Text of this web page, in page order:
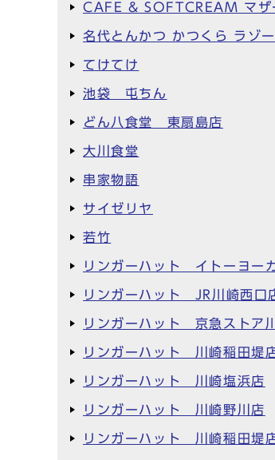
CAFE & SOFTCREAM マザ
名代とんかつ かつくら ラゾ
てけてけ
池袋 屯ちん
どん八食堂 東扇島店
大川食堂
串家物語
サイゼリヤ
若竹
リンガーハット イトーヨー
リンガーハット JR川崎西口
リンガーハット 京急ストア
リンガーハット 川崎稲田堤
リンガーハット 川崎塩浜店
リンガーハット 川崎野川店
リンガーハット 川崎稲田堤